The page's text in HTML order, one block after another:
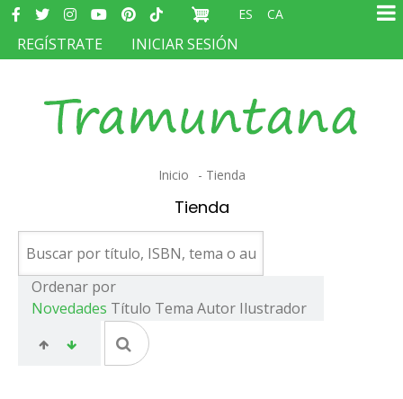
Pasar
contenido
Redes
sociales
ES CA
MENÚ
DEL
D'USUARI
REGÍSTRATE INICIAR SESIÓN
Sobrescribir
de
ayuda
a
la
navegación
Inicio Tienda
Tienda
Ordenar por
Novedades Título Tema Autor Ilustrador